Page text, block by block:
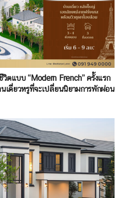
แบบ “Modern French” ครั้งแรก
เดี่ยวหรูที่จะเปลี่ยนนิยามการพักผ่อน